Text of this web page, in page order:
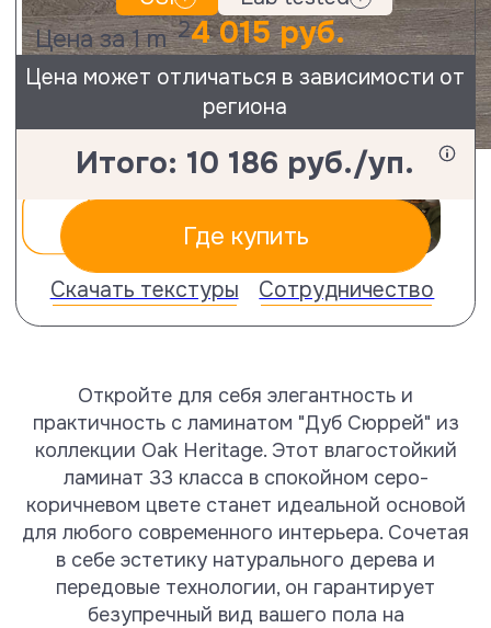
перепроверьте
схему монтажа.
Не можете опредилиться с выбором?
Посетите ближайшего дилера и
посмотрите на образцы вживую
Адреса магазинов
Откройте для себя элегантность и
практичность с ламинатом "Дуб Сюррей" из
коллекции Oak Heritage. Этот влагостойкий
ламинат 33 класса в спокойном серо-
коричневом цвете станет идеальной основой
для любого современного интерьера. Сочетая
в себе эстетику натурального дерева и
передовые технологии, он гарантирует
безупречный вид вашего пола на
Вам могут также
потребоваться